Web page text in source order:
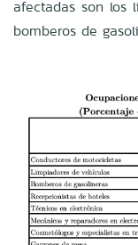
afectadas son los
bomberos de